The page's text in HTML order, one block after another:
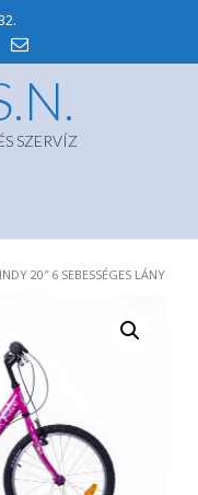
SZERVÍZ
20″ 6 SEBESSÉGES LÁNY